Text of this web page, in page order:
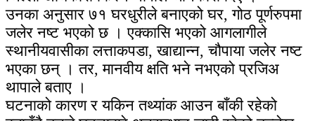
उनका अनुसार ७१ घरधुरीले बनाएको घर, गोठ पूर्णरुपमा
जलेर नष्ट भएको छ । एक्कासि भएको आगलागीले
स्थानीयवासीका लत्ताकपडा, खाद्यान्न, चौपाया जलेर नष्ट
भएका छन् । तर, मानवीय क्षति भने नभएको प्रजिअ
थापाले बताए ।
घटनाको कारण र यकिन तथ्यांक आउन बाँकी रहेको